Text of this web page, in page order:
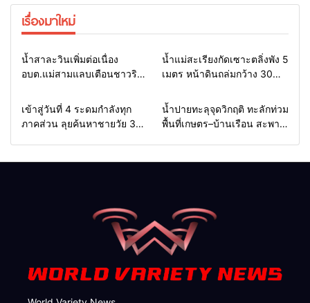
เรื่องมาใหม่
Home รอบรั้วทั่วไทย
น้ำสาละวินเพิ่มต่อเนื่อง
อบต.แม่สามแลบเตือนชาวริม
น้ำท่วมหนักเมื่อ 2 ปีก่อน จัด
ชุดเคลื่อนที่เร็วเฝ้าระวัง 24
Home รอบรั้วทั่วไทย
น้ำแม่สะเรียงกัดเซาะตลิ่งพัง 5
เมตร หน้าดินถล่มกว้าง 30
อำเภอรุดสั่งเร่งแก้ด่วน
Home รอบรั้วทั่วไทย
เข้าสู่วันที่ 4 ระดมกำลังทุก
ภาคส่วน ลุยค้นหาชายวัย 35
Home รอบรั้วทั่วไทย
น้ำปายทะลุจุดวิกฤติ ทะลักท่วม
พื้นที่เกษตร–บ้านเรือน สะพาน